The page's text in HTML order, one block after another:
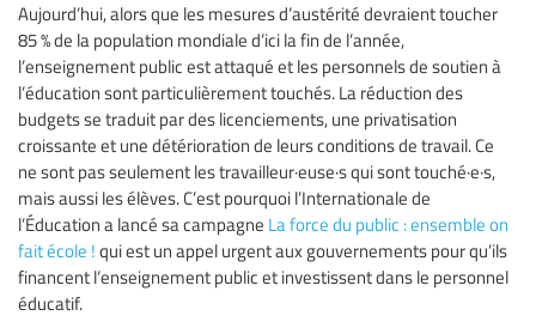
Aujourd’hui, alors que les mesures d’austérité devraient toucher
85 % de la population mondiale d’ici la fin de l’année,
l’enseignement public est attaqué et les personnels de soutien à
l’éducation sont particulièrement touchés. La réduction des
budgets se traduit par des licenciements, une privatisation
croissante et une détérioration de leurs conditions de travail. Ce
ne sont pas seulement les travailleur·euse·s qui sont touché·e·s,
mais aussi les élèves. C’est pourquoi l’Internationale de
l’Éducation a lancé sa campagne La force du public : ensemble on
fait école ! qui est un appel urgent aux gouvernements pour qu’ils
financent l’enseignement public et investissent dans le personnel
éducatif.